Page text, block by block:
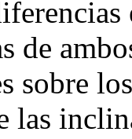
de
sobre
las